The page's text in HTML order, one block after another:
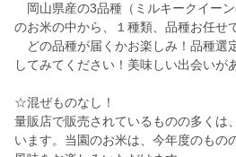
岡山県産の3品種（ミルキークイーン
のお米の中から、１種類、品種お任せ
どの品種が届くかお楽しみ！品種選
してみてください！美味しい出会いが
☆混ぜものなし！
量販店で販売されているものの多くは
います。当園のお米は、今年度のもの